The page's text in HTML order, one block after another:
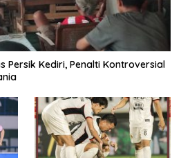
Persik Kediri, Penalti Kontroversial